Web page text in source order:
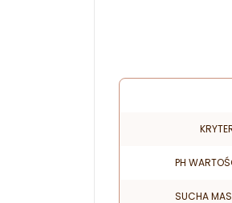
PH
SUCHA